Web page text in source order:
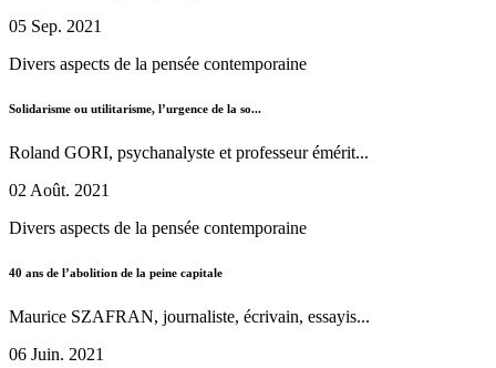
05 Sep. 2021
Divers aspects de la pensée contemporaine
Solidarisme ou utilitarisme, l’urgence de la so...
Roland GORI, psychanalyste et professeur émérit...
02 Août. 2021
Divers aspects de la pensée contemporaine
40 ans de l’abolition de la peine capitale
Maurice SZAFRAN, journaliste, écrivain, essayis...
06 Juin. 2021